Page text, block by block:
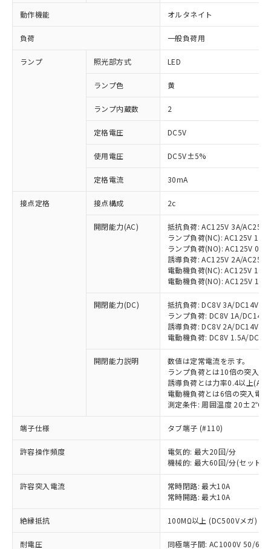
動作機能 オルタネイト
負荷 一般負荷用
ランプ 照光部方式 LED
ランプ色 黄
ランプ内蔵数 2
定格電圧 DC5V
使用電圧 DC5V±5%
定格電流 30mA
接点定格 接点構成 2c
開閉能力(AC)
抵抗負荷: AC125V 3A/
ランプ負荷(NC): AC125V 1A/
ランプ負荷(NO): AC125V
誘導負荷: AC125V 2A/
電動機負荷(NC): AC125V
電動機負荷(NO): AC125V 1A/
開閉能力(DC)
抵抗負荷: DC8V 3A/DC14V
ランプ負荷: DC8V 1A/
誘導負荷: DC8V 2A/DC14V
電動機負荷: DC8V 1.5A/
開閉能力説明
数値は定常電流を示す。
ランプ負荷とは10倍の突入電
誘導負荷とは力率0.4以上
電動機負荷とは6倍の突入電
測定条件: 周囲温度 20±2℃
端子仕様 タブ端子 (#110)
許容操作頻度
電気的: 最大20回/分
機械的: 最大60回/分(セット
許容突入電流
常時閉路: 最大10A
常時開路: 最大10A
絶縁抵抗 100MΩ以上 (DC500Vメガ)
耐電圧 同極端子間: AC1000V 50/
以下の条件をお読みいただき、同意のうえ
本サービスは、当社制御機器事業取扱
対応済み：EU RoHS指令（10物質）の
非含有に対応した製品が提供可能な商品で
対応予定：EU RoHS指令（10物質）の非含
有に対応した製品に切り替える予定のある
対応予定なし：EU RoHS指令（10物質）の
非含有に非対応の商品で、対応品を出す予
定はありません。
調査・確認中：EU RoHS指令（10物質）の
非含有の対応状況を調査中または確認中の